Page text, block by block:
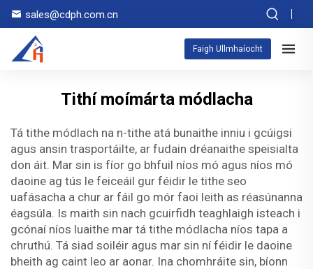
sales@cdph.com.cn
Faigh Ullmhaíocht
Tithí moímárta módlacha
Tá tithe módlach na n-tithe atá bunaithe inniu i gcúigsi
agus ansin trasportáilte, ar fudain dréanaithe speisialta
don áit. Mar sin is fíor go bhfuil níos mó agus níos mó
daoine ag tús le feiceáil gur féidir le tithe seo
uafásacha a chur ar fáil go mór faoi leith as réasúnanna
éagsúla. Is maith sin nach gcuirfidh teaghlaigh isteach i
gcónaí níos luaithe mar tá tithe módlacha níos tapa a
chruthú. Tá siad soiléir agus mar sin ní féidir le daoine
bheith ag caint leo ar aonar. Ina chomhráite sin, bíonn